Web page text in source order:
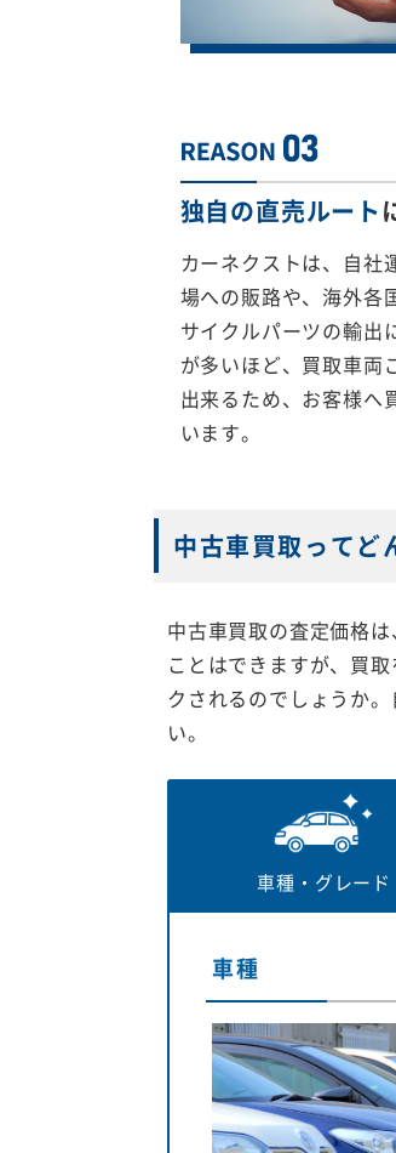
独自の直売ルート
カーネクストは、自社
場への販路や、海外各
サイクルパーツの輸出
が多いほど、買取車両
出来るため、お客様へ
います。
中古車買取ってど
中古車買取の査定価格
ことはできますが、買
クされるのでしょうか
い。
車種・ グレード
車種